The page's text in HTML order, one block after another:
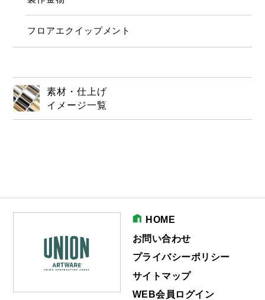
フロアエクイップメント
素材・仕上げ
イメージ一覧
HOME
お問い合わせ
プライバシーポリシー
サイトマップ
WEB会員ログイン